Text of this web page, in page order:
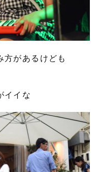
があるけども
イイな